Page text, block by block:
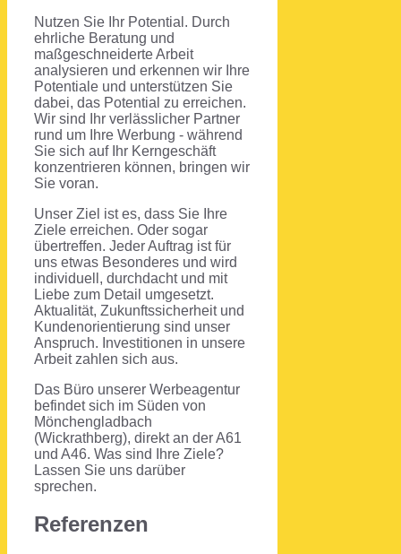
Nutzen Sie Ihr Potential. Durch
ehrliche Beratung und
maßgeschneiderte Arbeit
analysieren und erkennen wir Ihre
Potentiale und unterstützen Sie
dabei, das Potential zu erreichen.
Wir sind Ihr verlässlicher Partner
rund um Ihre Werbung - während
Sie sich auf Ihr Kerngeschäft
konzentrieren können, bringen wir
Sie voran.
Unser Ziel ist es, dass Sie Ihre
Ziele erreichen. Oder sogar
übertreffen. Jeder Auftrag ist für
uns etwas Besonderes und wird
individuell, durchdacht und mit
Liebe zum Detail umgesetzt.
Aktualität, Zukunftssicherheit und
Kundenorientierung sind unser
Anspruch. Investitionen in unsere
Arbeit zahlen sich aus.
Das Büro unserer Werbeagentur
befindet sich im Süden von
Mönchengladbach
(Wickrathberg), direkt an der A61
und A46. Was sind Ihre Ziele?
Lassen Sie uns darüber
sprechen.
Referenzen